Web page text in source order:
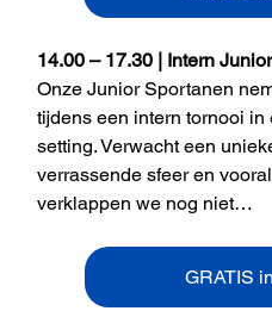
14.00 – 17.30 | Intern
Onze Junior Sportanen
tijdens een intern tornooi
setting. Verwacht een
verrassende sfeer en
verklappen we nog niet…
GRATIS